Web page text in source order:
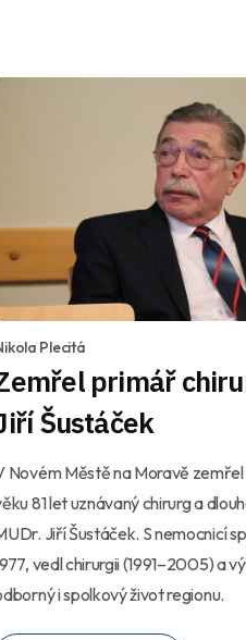
Plecitá
primář
Šustáček
Novém Městě na Moravě zemřel
81 let uznávaný chirurg a
Jiří Šustáček. S nemocnicí
vedl chirurgii (1991–2005) a
i spolkový život regionu.